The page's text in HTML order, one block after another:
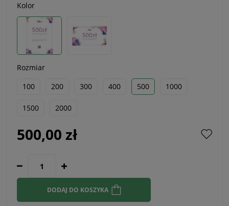
Kolor
Rozmiar
100
200 300 400 500 1000
1500 2000
500,00 zł
DODAJ DO KOSZYKA